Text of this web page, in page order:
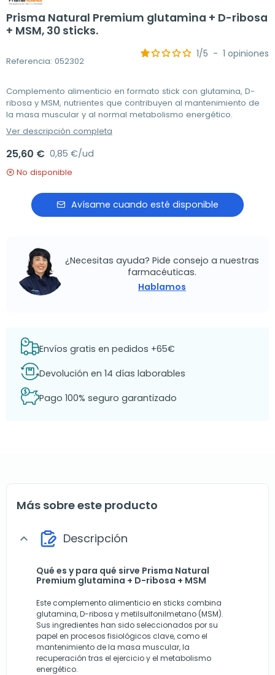
Prisma Natural Premium glutamina + D-ribosa
+ MSM, 30 sticks.
Referencia: 052302
1/5 - 1 opiniones
Complemento alimenticio en formato stick con glutamina, D-
ribosa y MSM, nutrientes que contribuyen al mantenimiento de
la masa muscular y al normal metabolismo energético.
Ver descripción completa
25,60 € 0,85 €/ud
No disponible
Avísame cuando esté disponible
¿Necesitas ayuda? Pide consejo a nuestras
farmacéuticas.
Hablamos
Envíos gratis en pedidos +65€
Devolución en 14 días laborables
Pago 100% seguro garantizado
Más sobre este producto
expand_more Descripción
Qué es y para qué sirve Prisma Natural
Premium glutamina + D-ribosa + MSM
Este complemento alimenticio en sticks combina
glutamina, D-ribosa y metilsulfonilmetano (MSM).
Sus ingredientes han sido seleccionados por su
papel en procesos fisiológicos clave, como el
mantenimiento de la masa muscular, la
recuperación tras el ejercicio y el metabolismo
energético.